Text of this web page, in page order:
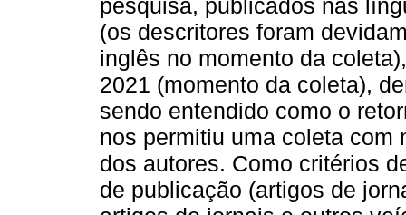
pesquisa, publicados nas
(os descritores foram
inglês no momento da
2021 (momento da coleta),
sendo entendido como o
nos permitiu uma coleta com
dos autores. Como critérios
de publicação (artigos de